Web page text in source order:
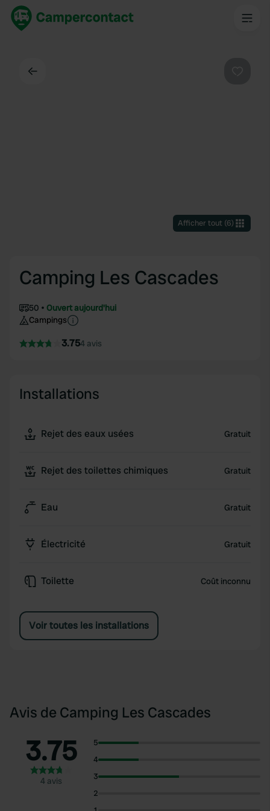
Afficher tout(6)
Camping Les Cascades
50
Ouvert aujourd'hui
Campings
3.754 avis
Installations
Rejet des eaux usées Gratuit
Rejet des toilettes chimiques Gratuit
Eau Gratuit
Électricité Gratuit
Toilette Coût inconnu
Voir toutes les installations
Avis de Camping Les Cascades
3.75
4 avis
5
4
3
2